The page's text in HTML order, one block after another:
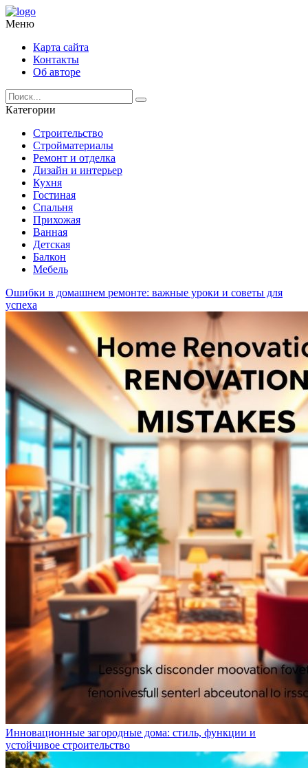
Меню
Карта сайта
Контакты
Об авторе
Категории
Строительство
Стройматериалы
Ремонт и отделка
Дизайн и интерьер
Кухня
Гостиная
Спальня
Прихожая
Ванная
Детская
Балкон
Мебель
Ошибки в домашнем ремонте: важные уроки и советы для
успеха
Инновационные загородные дома: стиль, функции и
устойчивое строительство